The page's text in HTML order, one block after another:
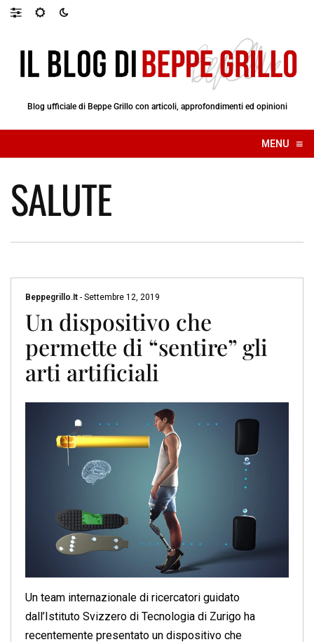
Blog ufficiale di Beppe Grillo con articoli, approfondimenti ed opinioni
MENU ≡
☰
SALUTE
Beppegrillo.it - Settembre 12, 2019
Un dispositivo che
permette di “sentire” gli
arti artificiali
Un team internazionale di ricercatori guidato
dall’Istituto Svizzero di Tecnologia di Zurigo ha
recentemente presentato un dispositivo che